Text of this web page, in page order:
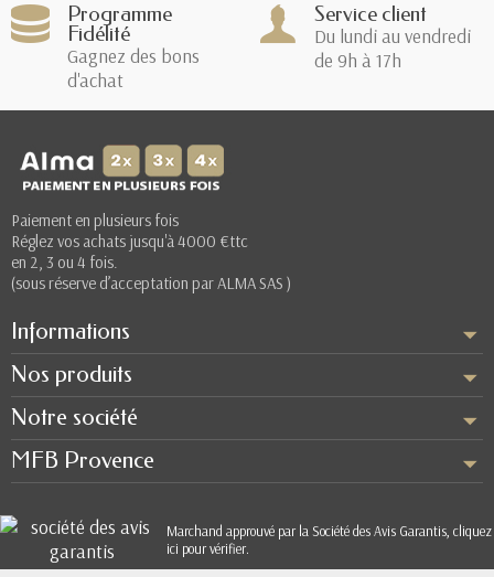
Programme
Fidélité
Gagnez des bons
d'achat
Service client
Du lundi au vendredi
de 9h à 17h
Paiement en plusieurs fois
Réglez vos achats jusqu'à 4000 €ttc
en 2, 3 ou 4 fois.
(sous réserve d’acceptation par ALMA SAS )
Informations
Nos produits
Notre société
MFB Provence
Marchand approuvé par la Société des Avis Garantis, cliquez
ici pour vérifier.